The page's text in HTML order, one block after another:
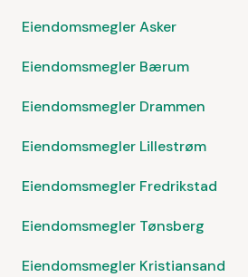
Eiendomsmegler Asker
Eiendomsmegler Bærum
Eiendomsmegler Drammen
Eiendomsmegler Lillestrøm
Eiendomsmegler Fredrikstad
Eiendomsmegler Tønsberg
Eiendomsmegler Kristiansand